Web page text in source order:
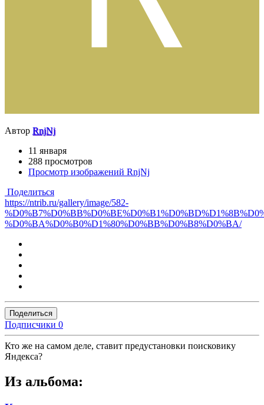
Автор RnjNj
11 января
288 просмотров
Просмотр изображений RnjNj
Поделиться
https://ntrib.ru/gallery/image/582-
%D0%BA%D0%B0%D1%80%D0%BB%D0%B8%D0%BA/
Поделиться
Подписчики 0
Кто же на самом деле, ставит предустановки поисковику
Яндекса?
Из альбома: